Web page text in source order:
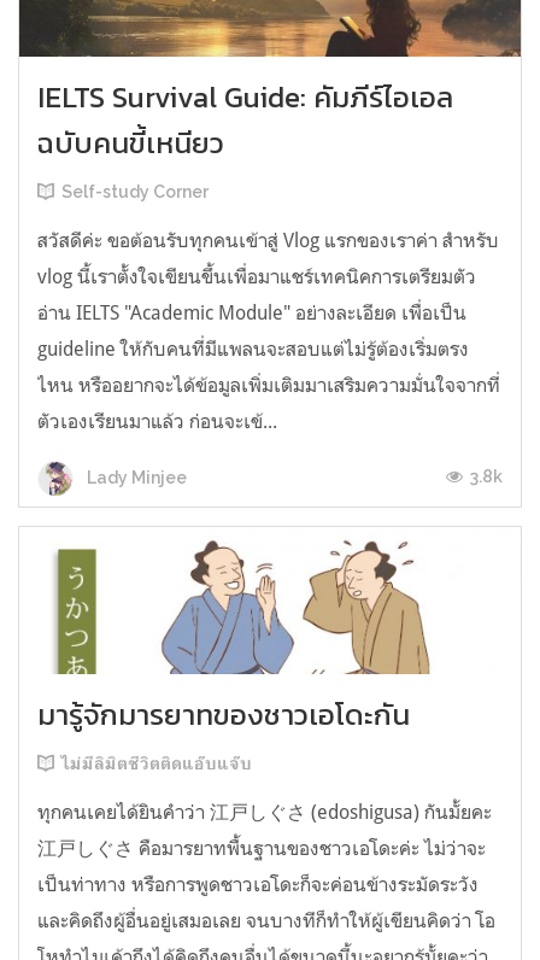
IELTS Survival Guide: คัมภีร์ไอเอล
ฉบับคนขี้เหนียว
Self-study Corner
สวัสดีค่ะ ขอต้อนรับทุกคนเข้าสู่ Vlog แรกของเราค่า สำหรับ
vlog นี้เราตั้งใจเขียนขึ้นเพื่อมาแชร์เทคนิคการเตรียมตัว
อ่าน IELTS "Academic Module" อย่างละเอียด เพื่อเป็น
guideline ให้กับคนที่มีแพลนจะสอบแต่ไม่รู้ต้องเริ่มตรง
ไหน หรืออยากจะได้ข้อมูลเพิ่มเติมมาเสริมความมั่นใจจากที่
ตัวเองเรียนมาแล้ว ก่อนจะเข้...
Lady Minjee 3.8k
มารู้จักมารยาทของชาวเอโดะกัน
ไม่มีลิมิตชีวิตติดแอ๊บแจ๊บ
ทุกคนเคยได้ยินคำว่า 江戸しぐさ (edoshigusa) กันมั้ยคะ
江戸しぐさ คือมารยาทพื้นฐานของชาวเอโดะค่ะ ไม่ว่าจะ
เป็นท่าทาง หรือการพูดชาวเอโดะก็จะค่อนข้างระมัดระวัง
และคิดถึงผู้อื่นอยู่เสมอเลย จนบางทีก็ทำให้ผู้เขียนคิดว่า โอ